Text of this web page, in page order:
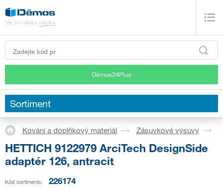
Démos24Plus
Sortiment
Kování a doplňkový materiál Zásuvkové výsuvy
HETTICH 9122979 ArciTech DesignSide
adaptér 126, antracit
Kód sortimentu 226174